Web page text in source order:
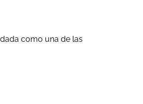
como una de las